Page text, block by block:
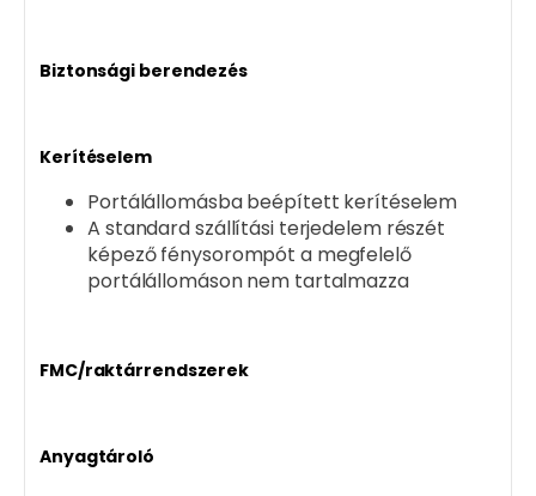
Biztonsági berendezés
Kerítéselem
Portálállomásba beépített kerítéselem
A standard szállítási terjedelem részét
képező fénysorompót a megfelelő
portálállomáson nem tartalmazza
FMC/raktárrendszerek
Anyagtároló